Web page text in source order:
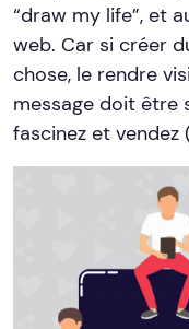
“draw my life”, et
web. Car si créer
chose, le rendre
message doit être
fascinez et